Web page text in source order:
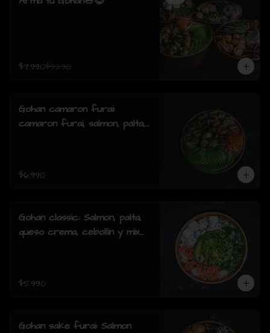
$7.990$9.290
Gohan camaron furai:
camaron furai, salmon, palta,
$6.990
Gohan classic: Salmon, palta,
queso crema, cebollin y mix
$5.990
Gohan sake furai: Salmon